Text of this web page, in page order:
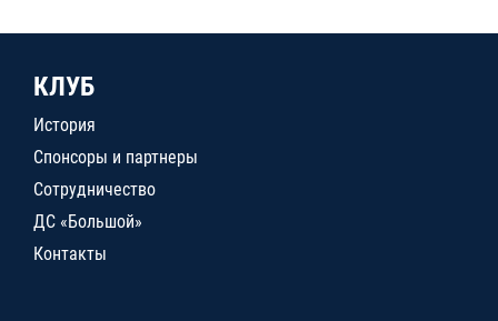
КЛУБ
История
Спонсоры и партнеры
Сотрудничество
ДС «Большой»
Контакты